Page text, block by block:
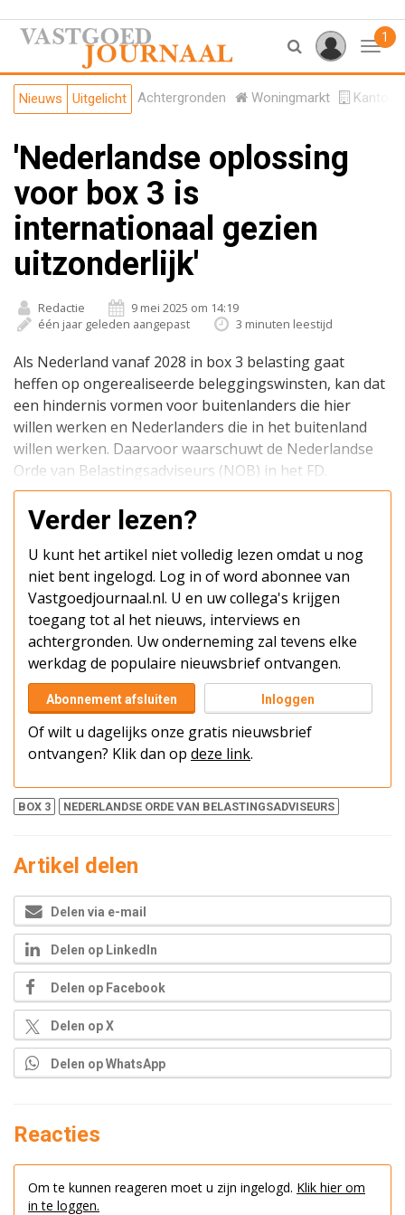
1
Nieuws Uitgelicht Achtergronden Woningmarkt
'Nederlandse oplossing
voor box 3 is
internationaal gezien
uitzonderlijk'
Redactie
9 mei 2025 om 14:19
één jaar geleden aangepast
3 minuten leestijd
Als Nederland vanaf 2028 in box 3 belasting gaat
heffen op ongerealiseerde beleggingswinsten, kan dat
een hindernis vormen voor buitenlanders die hier
willen werken en Nederlanders die in het buitenland
willen werken. Daarvoor waarschuwt de Nederlandse
Orde van Belastingsadviseurs (NOB) in het FD.
Verder lezen?
U kunt het artikel niet volledig lezen omdat u nog
niet bent ingelogd. Log in of word abonnee van
Vastgoedjournaal.nl. U en uw collega's krijgen
toegang tot al het nieuws, interviews en
achtergronden. Uw onderneming zal tevens elke
werkdag de populaire nieuwsbrief ontvangen.
Abonnement afsluiten Inloggen
Of wilt u dagelijks onze gratis nieuwsbrief
ontvangen? Klik dan op deze link.
BOX 3 NEDERLANDSE ORDE VAN BELASTINGSADVISEURS
Artikel delen
Delen via e-mail
Delen op LinkedIn
Delen op Facebook
Delen op X
Delen op WhatsApp
Reacties
Om te kunnen reageren moet u zijn ingelogd. Klik hier om
in te loggen.